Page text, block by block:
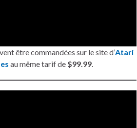
être commandées sur le site d’Atari
au même tarif de $99.99.